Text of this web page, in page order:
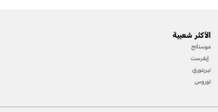
الأكثر شعبية
موستانج
إيفرست
تيريتوري
توروس